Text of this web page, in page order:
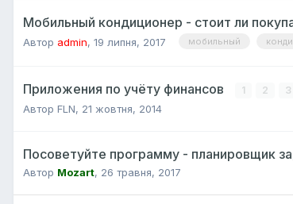
Мобильный кондиционер - стоит ли
Автор admin, 19 липня, 2017 мобильный
Приложения по учёту финансов 1 2 3
Автор FLN, 21 жовтня, 2014
Посоветуйте программу - планировщик
Автор Mozart, 26 травня, 2017